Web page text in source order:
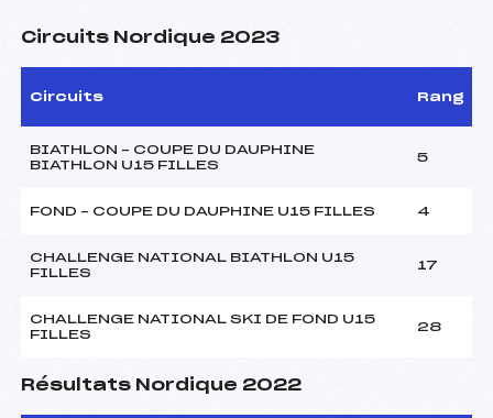
Circuits Nordique 2023
Circuits Rang
BIATHLON – COUPE DU DAUPHINE
BIATHLON U15 FILLES
5
FOND – COUPE DU DAUPHINE U15 FILLES 4
CHALLENGE NATIONAL BIATHLON U15
FILLES
17
CHALLENGE NATIONAL SKI DE FOND U15
FILLES
28
Résultats Nordique 2022